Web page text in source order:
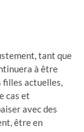
tant que
à être
filles actuelles,
cas et
avec des
être en